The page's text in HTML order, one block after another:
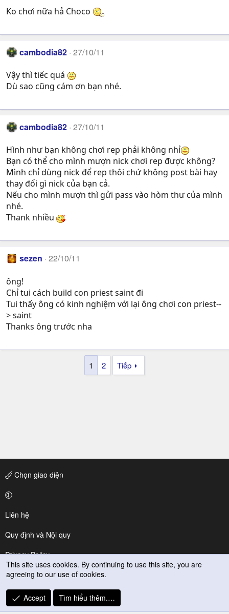
Ko chơi nữa hả Choco
cambodia82 27/10/11
Vậy thì tiếc quá
Dù sao cũng cám ơn bạn nhé.
cambodia82 27/10/11
Hình như bạn không chơi rep phải không nhỉ
Bạn có thể cho mình mượn nick chơi rep được không?
Mình chỉ dùng nick để rep thôi chứ không post bài hay
thay đổi gì nick của bạn cả.
Nếu cho mình mượn thì gửi pass vào hòm thư của mình
nhé.
Thank nhiều
sezen 22/10/11
ông!
Chỉ tui cách build con priest saint đi
Tui thấy ông có kinh nghiệm với lại ông chơi con priest--
> saint
Thanks ông trước nha
1 2 Tiếp
Chọn giao diện
Liên hệ
Quy định và Nội quy
Privacy Policy
Trợ giúp
R
S
This site uses cookies. By continuing to use this site, you are
agreeing to our use of cookies.
Accept Tìm hiểu thêm.…